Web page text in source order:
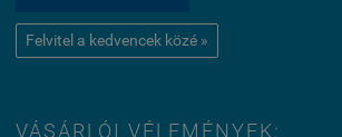
Felvitel a kedvencek közé »
VÁSÁRLÓI VÉLEMÉNYEK: